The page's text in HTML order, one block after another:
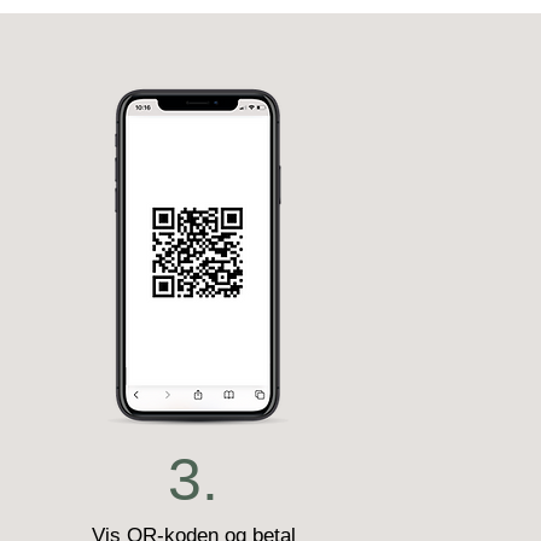
3.
Vis QR-koden og betal